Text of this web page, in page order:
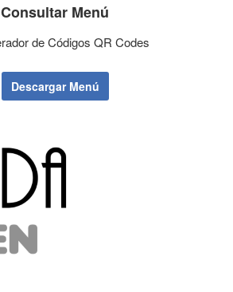
Consultar Menú
Descargar Menú